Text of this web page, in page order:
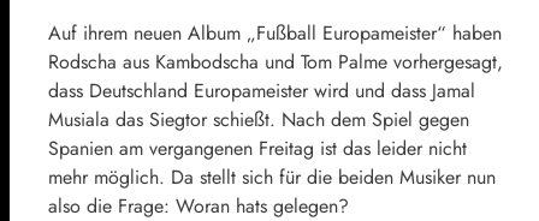
Auf ihrem neuen Album „Fußball Europameister“ haben
Rodscha aus Kambodscha und Tom Palme vorhergesagt,
dass Deutschland Europameister wird und dass Jamal
Musiala das Siegtor schießt. Nach dem Spiel gegen
Spanien am vergangenen Freitag ist das leider nicht
mehr möglich. Da stellt sich für die beiden Musiker nun
also die Frage: Woran hats gelegen?